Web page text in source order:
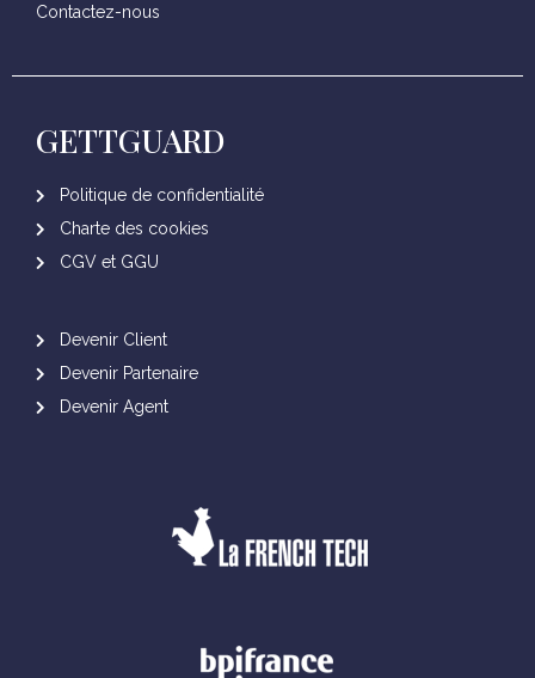
Contactez-nous
GETTGUARD
Politique de confidentialité
Charte des cookies
CGV et GGU
Devenir Client
Devenir Partenaire
Devenir Agent